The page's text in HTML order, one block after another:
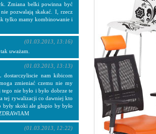
Zmiana belki powinna być
pozwalają skakać. I, rzecz
tylko mamy kombinowanie i
uważam.
(01.03.2013, 13:16)
nam kibicom
zmieniać czemu nie my
nie było i było dobrze te
tej rywalizacji co dawniej kto
skoki ale głupio by było
(01.03.2013, 13:13)
(01.03.2013, 12:22)